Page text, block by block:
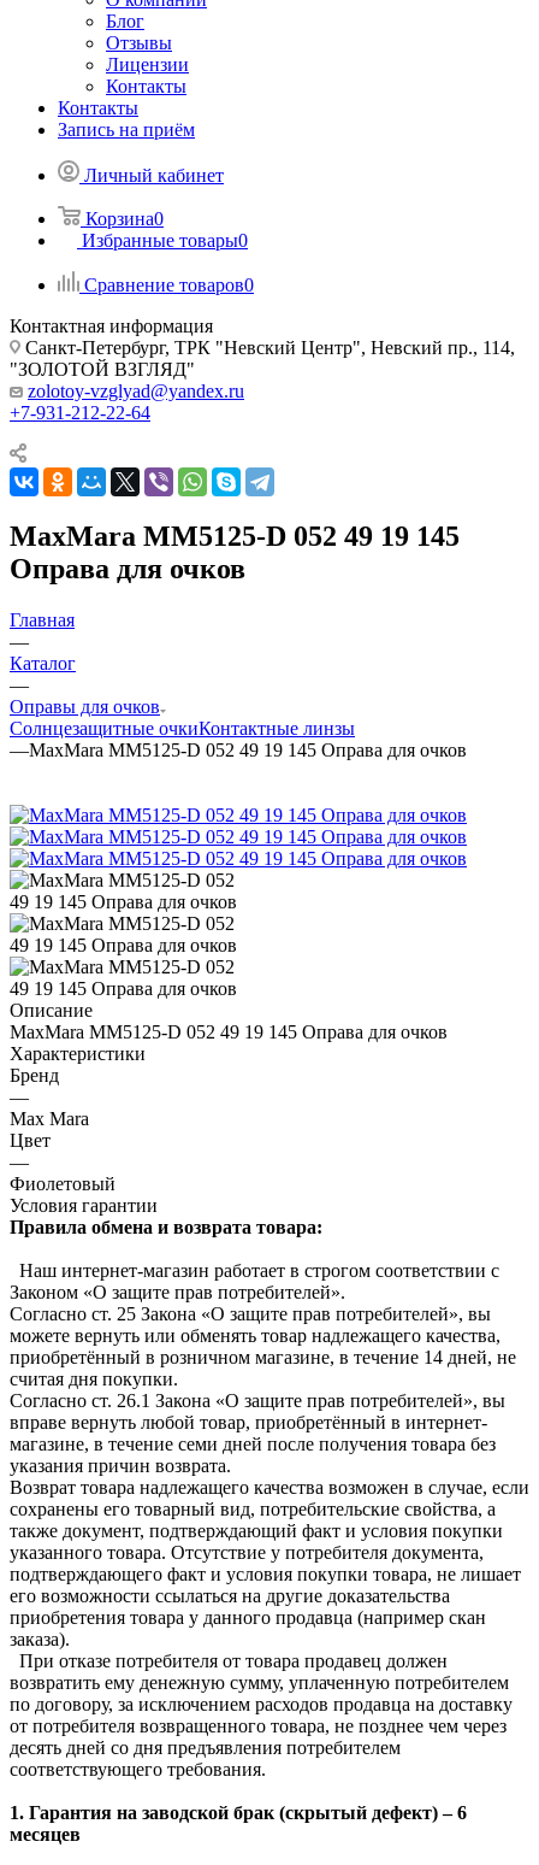
Блог
Отзывы
Лицензии
Контакты
Контакты
Запись на приём
Личный кабинет
Корзина0
Избранные товары0
Сравнение товаров0
Контактная информация
Санкт-Петербург, ТРК "Невский Центр", Невский пр., 114,
"ЗОЛОТОЙ ВЗГЛЯД"
zolotoy-vzglyad@yandex.ru
+7-931-212-22-64
MaxMara MM5125-D 052 49 19 145
Оправа для очков
Главная
—
Каталог
—
Оправы для очков
Солнцезащитные очкиКонтактные линзы
—MaxMara MM5125-D 052 49 19 145 Оправа для очков
Описание
MaxMara MM5125-D 052 49 19 145 Оправа для очков
Характеристики
Бренд
—
Max Mara
Цвет
—
Фиолетовый
Условия гарантии
Правила обмена и возврата товара:
Наш интернет-магазин работает в строгом соответствии с
Законом «О защите прав потребителей».
Согласно ст. 25 Закона «О защите прав потребителей», вы
можете вернуть или обменять товар надлежащего качества,
приобретённый в розничном магазине, в течение 14 дней, не
считая дня покупки.
Согласно ст. 26.1 Закона «О защите прав потребителей», вы
вправе вернуть любой товар, приобретённый в интернет-
магазине, в течение семи дней после получения товара без
указания причин возврата.
Возврат товара надлежащего качества возможен в случае, если
сохранены его товарный вид, потребительские свойства, а
также документ, подтверждающий факт и условия покупки
указанного товара. Отсутствие у потребителя документа,
подтверждающего факт и условия покупки товара, не лишает
его возможности ссылаться на другие доказательства
приобретения товара у данного продавца (например скан
заказа).
При отказе потребителя от товара продавец должен
возвратить ему денежную сумму, уплаченную потребителем
по договору, за исключением расходов продавца на доставку
от потребителя возвращенного товара, не позднее чем через
десять дней со дня предъявления потребителем
соответствующего требования.
1. Гарантия на заводской брак (скрытый дефект) – 6
месяцев